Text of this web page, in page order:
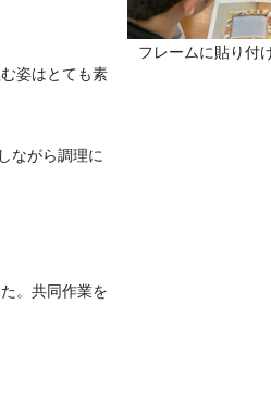
フレームに貼り付
姿はとても素
ながら調理に
。共同作業を